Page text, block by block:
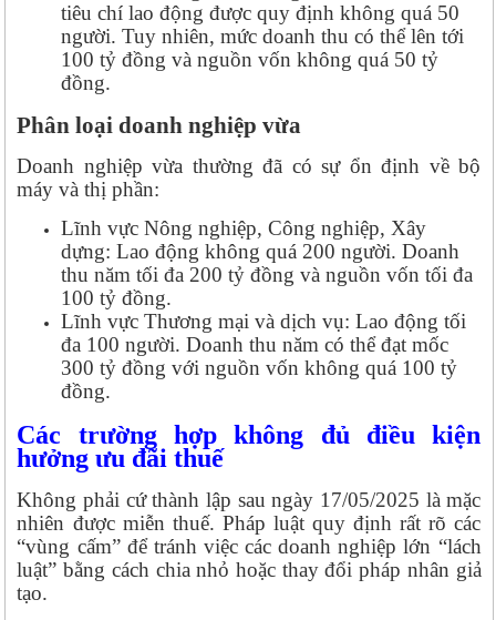
tiêu chí lao động được quy định không quá 50
người. Tuy nhiên, mức doanh thu có thể lên tới
100 tỷ đồng và nguồn vốn không quá 50 tỷ
đồng.
Phân loại doanh nghiệp vừa
Doanh nghiệp vừa thường đã có sự ổn định về bộ
máy và thị phần:
Lĩnh vực Nông nghiệp, Công nghiệp, Xây
dựng: Lao động không quá 200 người. Doanh
thu năm tối đa 200 tỷ đồng và nguồn vốn tối đa
100 tỷ đồng.
Lĩnh vực Thương mại và dịch vụ: Lao động tối
đa 100 người. Doanh thu năm có thể đạt mốc
300 tỷ đồng với nguồn vốn không quá 100 tỷ
đồng.
Các trường hợp không đủ điều kiện
hưởng ưu đãi thuế
Không phải cứ thành lập sau ngày 17/05/2025 là mặc
nhiên được miễn thuế. Pháp luật quy định rất rõ các
“vùng cấm” để tránh việc các doanh nghiệp lớn “lách
luật” bằng cách chia nhỏ hoặc thay đổi pháp nhân giả
tạo.